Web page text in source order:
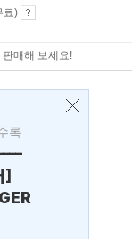
료)
판매해 보세요!
록
]